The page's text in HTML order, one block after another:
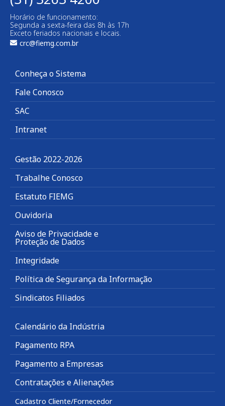
Horário de funcionamento:
Segunda a sexta-feira das 8h às 17h
Exceto feriados nacionais e locais.
crc@fiemg.com.br
Conheça o Sistema
Fale Conosco
SAC
Intranet
Gestão 2022-2026
Trabalhe Conosco
Estatuto FIEMG
Ouvidoria
Aviso de Privacidade e
Proteção de Dados
Integridade
Política de Segurança da Informação
Sindicatos Filiados
Calendário da Indústria
Pagamento RPA
Pagamento a Empresas
Contratações e Alienações
Cadastro Cliente/Fornecedor